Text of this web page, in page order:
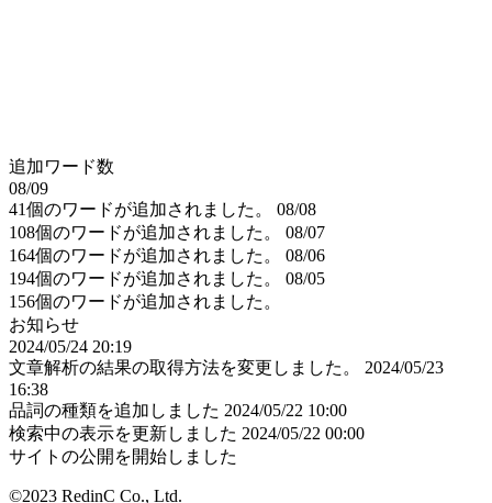
追加ワード数
08/09
41個のワードが追加されました。
08/08
108個のワードが追加されました。
08/07
164個のワードが追加されました。
08/06
194個のワードが追加されました。
08/05
156個のワードが追加されました。
お知らせ
2024/05/24 20:19
文章解析の結果の取得方法を変更しました。
2024/05/23
16:38
品詞の種類を追加しました 2024/05/22 10:00
検索中の表示を更新しました 2024/05/22 00:00
サイトの公開を開始しました
©2023 RedinC Co., Ltd.